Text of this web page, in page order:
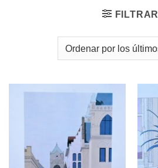
FILTRAR